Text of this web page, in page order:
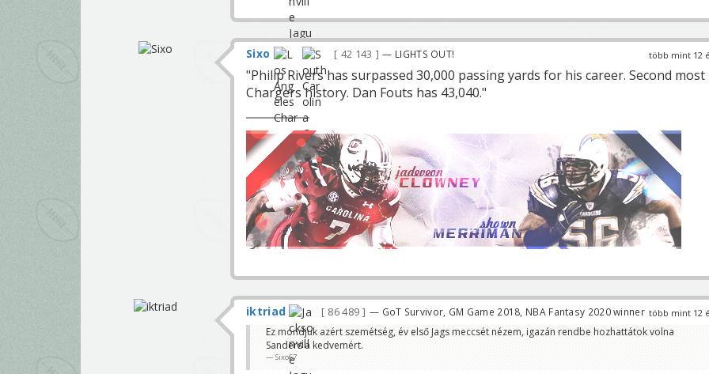
több mint 12
Sixo 42 143 — LIGHTS OUT!
"Philip Rivers has surpassed 30,000 passing yards for his career. Second most
Chargers history. Dan Fouts has 43,040."
több mint 12
iktriad 86 489 — GoT Survivor, GM Game 2018, NBA Fantasy 2020 winner
Ez mondjuk azért szemétség, év első Jags meccsét nézem, igazán rendbe hozhattátok volna
Sanders a kedvemért.
Sixo67